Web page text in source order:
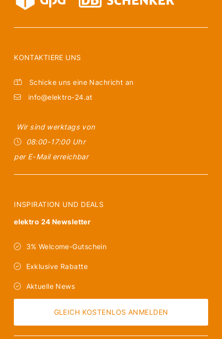
KONTAKTIERE UNS
Schicke uns eine Nachricht an
info@elektro-24.at
Wir sind werktags von
08:00-17:00 Uhr
per E-Mail erreichbar
INSPIRATION UND DEALS
elektro 24 Newsletter
3% Welcome-Gutschein
Exklusive Rabatte
Aktuelle News
GLEICH KOSTENLOS ANMELDEN